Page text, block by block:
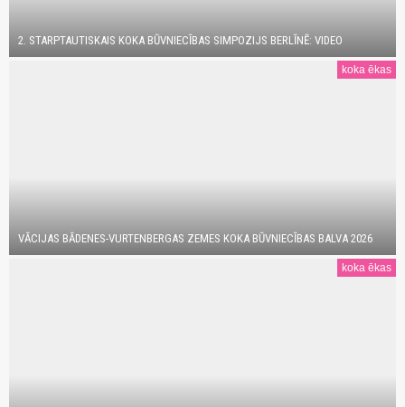
2. STARPTAUTISKAIS KOKA BŪVNIECĪBAS SIMPOZIJS BERLĪNĒ: VIDEO
koka ēkas
VĀCIJAS BĀDENES-VURTENBERGAS ZEMES KOKA BŪVNIECĪBAS BALVA 2026
koka ēkas